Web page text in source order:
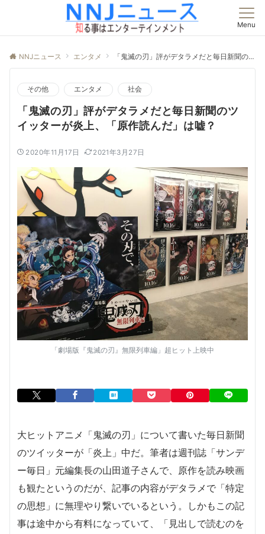
Menu
NNJニュース エンタメ 「鬼滅の刃」評がデタラメだと毎日新聞のツイッターが炎上、「原作読んだ」は嘘？
その他 エンタメ 社会
「鬼滅の刃」評がデタラメだと毎日新聞のツ
イッターが炎上、「原作読んだ」は嘘？
2020年11月17日 2021年3月27日
「劇場版『鬼滅の刃』無限列車編」超ヒット上映中
大ヒットアニメ「鬼滅の刃」について書いた毎日新聞
のツイッターが「炎上」中だ。筆者は週刊誌「サンデ
ー毎日」元編集長の山田道子さんで、原作を読み映画
も観たというのだが、記事の内容がデタラメで「特定
の思想」に無理やり繋いでいるという。しかもこの記
事は途中から有料になっていて、「見出しで読むのを